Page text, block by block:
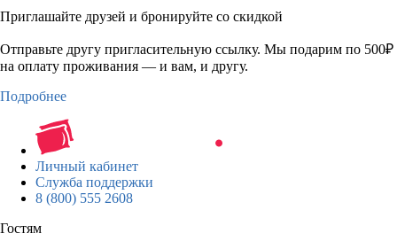
Приглашайте друзей и бронируйте со скидкой
Отправьте другу пригласительную ссылку. Мы подарим по 500₽
на оплату проживания — и вам, и другу.
Подробнее
Личный кабинет
Служба поддержки
8 (800) 555 2608
Гостям